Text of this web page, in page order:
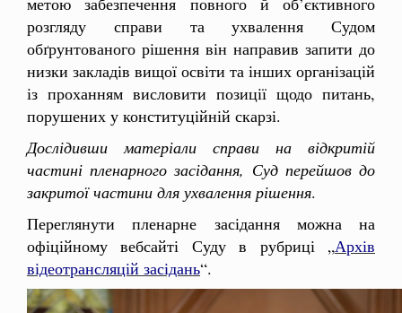
розгляду справи та ухвалення Судом
обґрунтованого рішення він направив запити до
низки закладів вищої освіти та інших організацій
із проханням висловити позиції щодо питань,
порушених у конституційній скарзі.
Дослідивши матеріали справи на відкритій
частині пленарного засідання, Суд перейшов до
закритої частини для ухвалення рішення.
Переглянути пленарне засідання можна на
офіційному вебсайті Суду в рубриці „Архів
відеотрансляцій засідань“.